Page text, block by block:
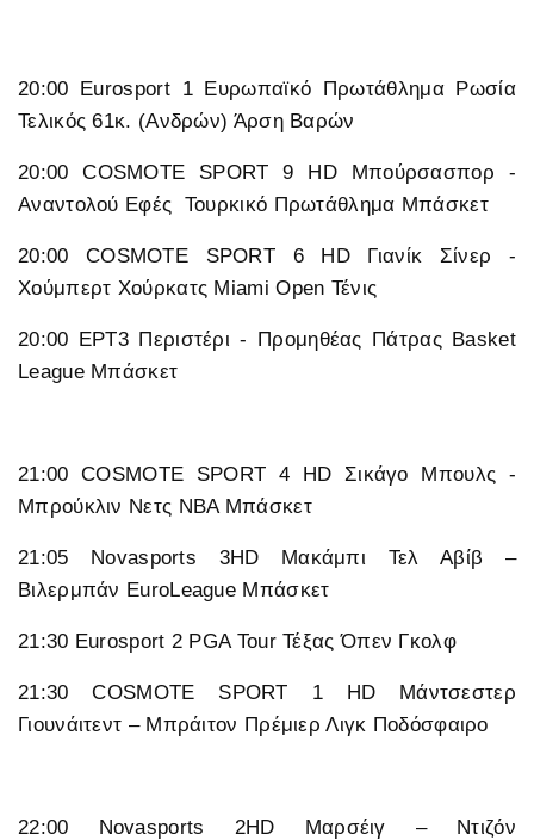
20:00 Eurosport 1 Ευρωπαϊκό Πρωτάθλημα Ρωσία
Τελικός 61κ. (Ανδρών) Άρση Βαρών
20:00 COSMOTE SPORT 9 HD Μπούρσασπορ -
Αναντολού Εφές Τουρκικό Πρωτάθλημα Μπάσκετ
20:00 COSMOTE SPORT 6 HD Γιανίκ Σίνερ -
Χούμπερτ Χούρκατς Miami Open Τένις
20:00 ΕΡΤ3 Περιστέρι - Προμηθέας Πάτρας Basket
League Μπάσκετ
21:00 COSMOTE SPORT 4 HD Σικάγο Μπουλς -
Μπρούκλιν Νετς NBA Μπάσκετ
21:05 Novasports 3HD Μακάμπι Τελ Αβίβ –
Βιλερμπάν EuroLeague Μπάσκετ
21:30 Eurosport 2 PGA Tour Τέξας Όπεν Γκολφ
21:30 COSMOTE SPORT 1 HD Μάντσεστερ
Γιουνάιτεντ – Μπράιτον Πρέμιερ Λιγκ Ποδόσφαιρο
22:00 Novasports 2HD Μαρσέιγ – Ντιζόν